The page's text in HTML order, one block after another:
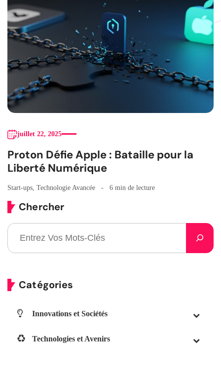
juillet 22, 2025
Proton Défie Apple : Bataille pour la
Liberté Numérique
Start-ups Technologie Avancée 6 min de lecture
Chercher
Catégories
Innovations et Sociétés
Technologies et Avenirs